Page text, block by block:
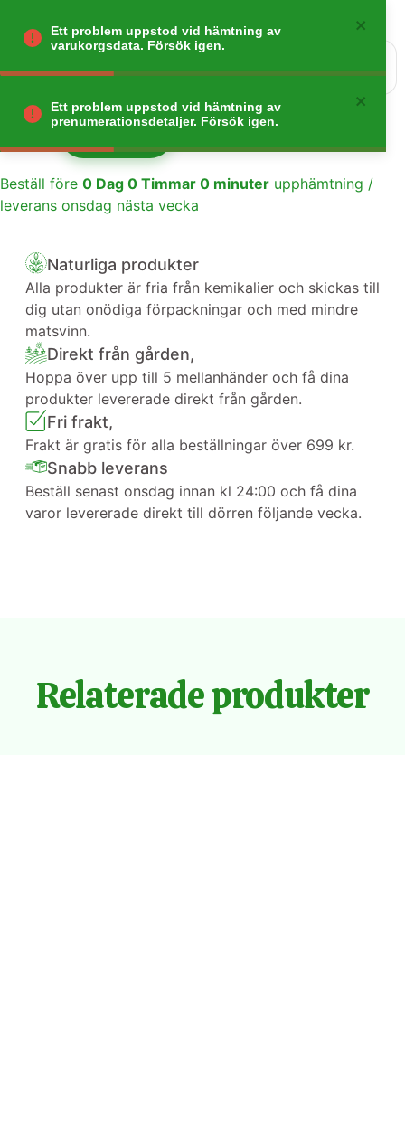
Gå tillbaka
Beställ före 0 Dag 0 Timmar 0 minuter upphämtning /
leverans onsdag nästa vecka
Naturliga produkter
Alla produkter är fria från kemikalier och skickas till
dig utan onödiga förpackningar och med mindre
matsvinn.
Direkt från gården,
Hoppa över upp till 5 mellanhänder och få dina
produkter levererade direkt från gården.
Fri frakt,
Frakt är gratis för alla beställningar över 699 kr.
Snabb leverans
Beställ senast onsdag innan kl 24:00 och få dina
varor levererade direkt till dörren följande vecka.
Relaterade produkter
Ett problem uppstod vid hämtning av
varukorgsdata. Försök igen.
Ett problem uppstod vid hämtning av
prenumerationsdetaljer. Försök igen.